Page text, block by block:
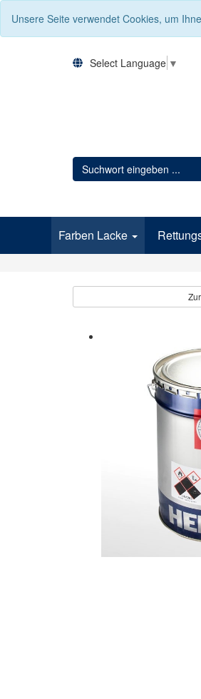
Unsere Seite verwendet Cookies, um
Select Language ▼
Farben Lacke